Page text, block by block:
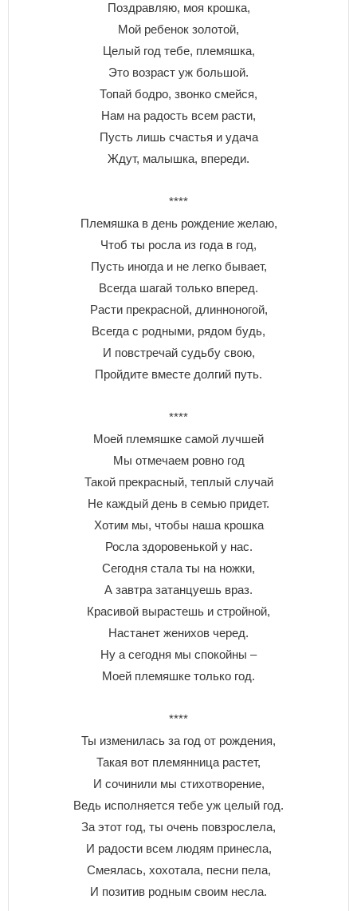
Поздравляю, моя крошка,
Мой ребенок золотой,
Целый год тебе, племяшка,
Это возраст уж большой.
Топай бодро, звонко смейся,
Нам на радость всем расти,
Пусть лишь счастья и удача
Ждут, малышка, впереди.
****
Племяшка в день рождение желаю,
Чтоб ты росла из года в год,
Пусть иногда и не легко бывает,
Всегда шагай только вперед.
Расти прекрасной, длинноногой,
Всегда с родными, рядом будь,
И повстречай судьбу свою,
Пройдите вместе долгий путь.
****
Моей племяшке самой лучшей
Мы отмечаем ровно год
Такой прекрасный, теплый случай
Не каждый день в семью придет.
Хотим мы, чтобы наша крошка
Росла здоровенькой у нас.
Сегодня стала ты на ножки,
А завтра затанцуешь враз.
Красивой вырастешь и стройной,
Настанет женихов черед.
Ну а сегодня мы спокойны –
Моей племяшке только год.
****
Ты изменилась за год от рождения,
Такая вот племянница растет,
И сочинили мы стихотворение,
Ведь исполняется тебе уж целый год.
За этот год, ты очень повзрослела,
И радости всем людям принесла,
Смеялась, хохотала, песни пела,
И позитив родным своим несла.